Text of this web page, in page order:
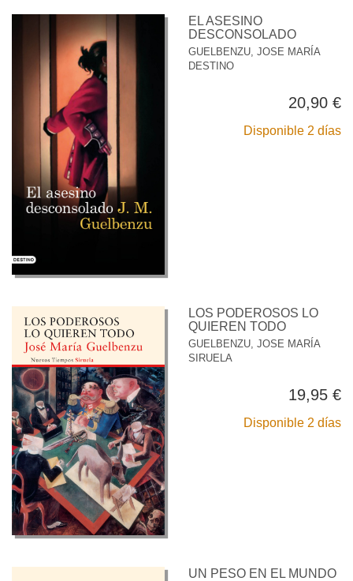
EL ASESINO
DESCONSOLADO
GUELBENZU, JOSE MARÍA
DESTINO
20,90 €
Disponible 2 días
LOS PODEROSOS LO
QUIEREN TODO
GUELBENZU, JOSE MARÍA
SIRUELA
19,95 €
Disponible 2 días
UN PESO EN EL MUNDO